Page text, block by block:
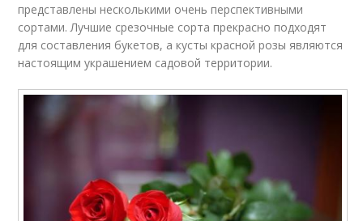
представлены несколькими очень перспективными
сортами. Лучшие срезочные сорта прекрасно подходят
для составления букетов, а кусты красной розы являются
настоящим украшением садовой территории.